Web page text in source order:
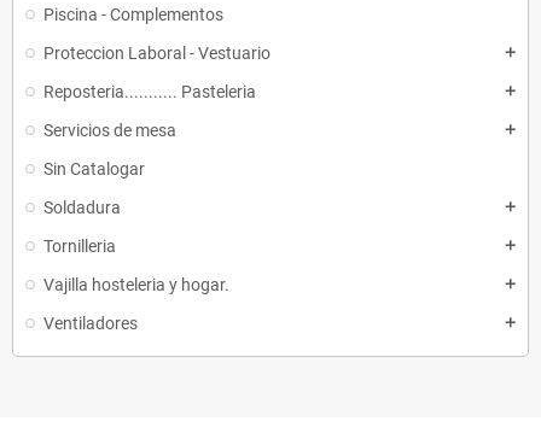
Piscina - Complementos
Proteccion Laboral - Vestuario
add
Reposteria........... Pasteleria add
Servicios de mesa add
Sin Catalogar
Soldadura
add
Tornilleria add
Vajilla hosteleria y hogar. add
Ventiladores add